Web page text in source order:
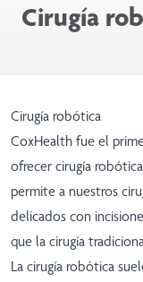
Cirugía
Cirugía robótica
CoxHealth fue el
ofrecer cirugía
permite a nuestros
delicados con
que la cirugía
La cirugía robótica